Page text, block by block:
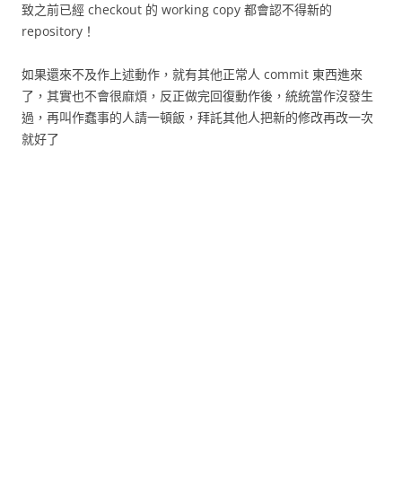
致之前已經 checkout 的 working copy 都會認不得新的
repository！
如果還來不及作上述動作，就有其他正常人 commit 東西進來
了，其實也不會很麻煩，反正做完回復動作後，統統當作沒發生
過，再叫作蠢事的人請一頓飯，拜託其他人把新的修改再改一次
就好了